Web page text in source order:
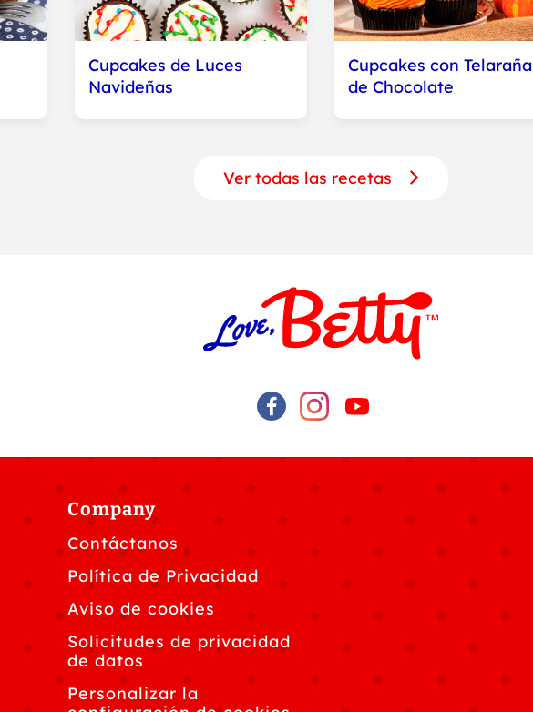
Cupcakes de Luces
Navideñas
Cupcakes con Telaraña
de Chocolate
Ver todas las recetas
Company
Contáctanos
Política de Privacidad
Aviso de cookies
Solicitudes de privacidad
de datos
Personalizar la